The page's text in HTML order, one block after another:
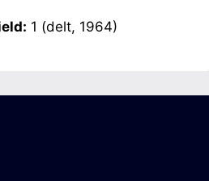
1 (delt, 1964)